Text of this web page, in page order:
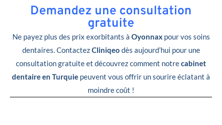
Demandez une consultation
gratuite
Ne payez plus des prix exorbitants à Oyonnaxpour vos soins
dentaires. ContactezCliniqeo dès aujourd’hui pour une
consultation gratuite et découvrez comment notrecabinet
dentaire en Turquie peuvent vous offrir un sourire éclatant à
moindre coût !